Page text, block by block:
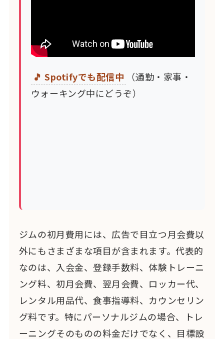
🎵 Spotifyでも配信中
（通勤・家事・
ウォーキング中にどうぞ）
ジムの初月費用には、広告で目立つ月会費以
外にもさまざまな項目が含まれます。代表的
なのは、入会金、登録手数料、体験トレーニ
ング料、初月会費、翌月会費、ロッカー代、
レンタル用品代、食事指導料、カウンセリン
グ料です。特にパーソナルジムの場合、トレ
ーニングそのものの料金だけでなく、目標設